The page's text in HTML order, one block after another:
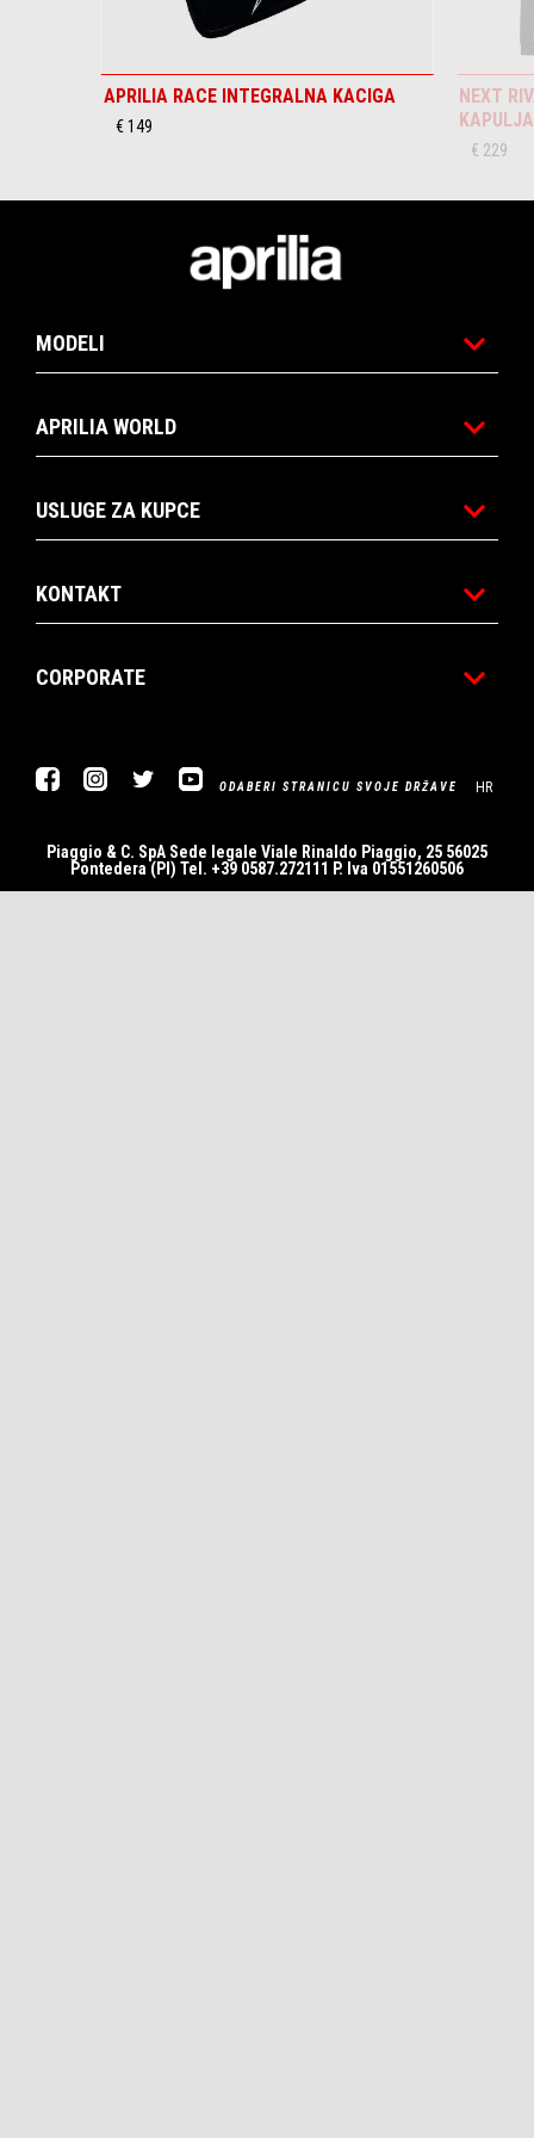
APRILIA RACE INTEGRALNA KACIGA
€ 149
NEXT
€ 229
MODELI
APRILIA WORLD
USLUGE ZA KUPCE
KONTAKT
CORPORATE
FacebookInstagram
Twitter YouTube
ODABERI STRANICU SVOJE DRŽAVE HR
Piaggio & C. SpA Sede legale Viale Rinaldo Piaggio, 25 56025
Pontedera (PI) Tel. +39 0587.272111 P. Iva 01551260506